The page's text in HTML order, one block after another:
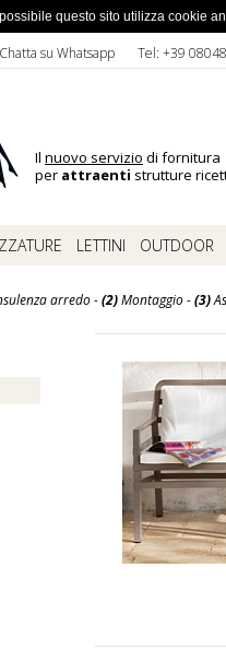
Chatta su Whatsapp Tel: +39
Il nuovo servizio di fornitura
per attraenti strutture
LETTINI OUTDOOR
arredo -(2)Montaggio -(3)
questo sito utilizza cookie